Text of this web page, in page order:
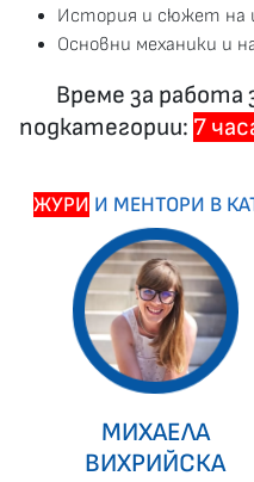
История и сюжет на
Основни механики и
Време за работа
подкатегории: 7
ЖУРИ И МЕНТОРИ В
МИХАЕЛА
ВИХРИЙСКА